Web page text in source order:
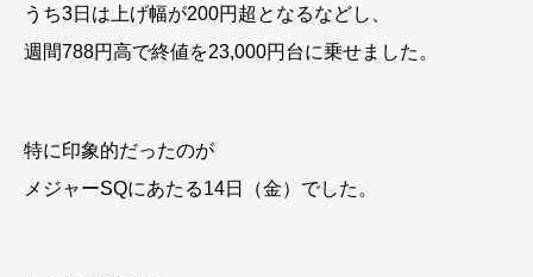
うち3日は上げ幅が200円超となるなどし、
週間788円高で終値を23,000円台に乗せました。
特に印象的だったのが
メジャーSQにあたる14日（金）でした。